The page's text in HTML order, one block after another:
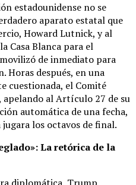
estadounidense no se
aparato estatal que
Howard Lutnick, y al
Casa Blanca para el
de inmediato para
Horas después, en una
cuestionada, el Comité
apelando al Artículo 27 de su
automática de una fecha,
los octavos de final.
La retórica de la